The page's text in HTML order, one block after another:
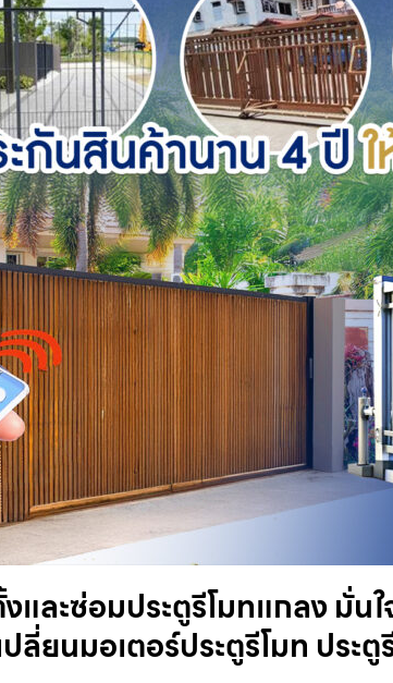
และซ่อมประตูรีโมทแกลง มั่น
ปลี่ยนมอเตอร์ประตูรีโมท ประ